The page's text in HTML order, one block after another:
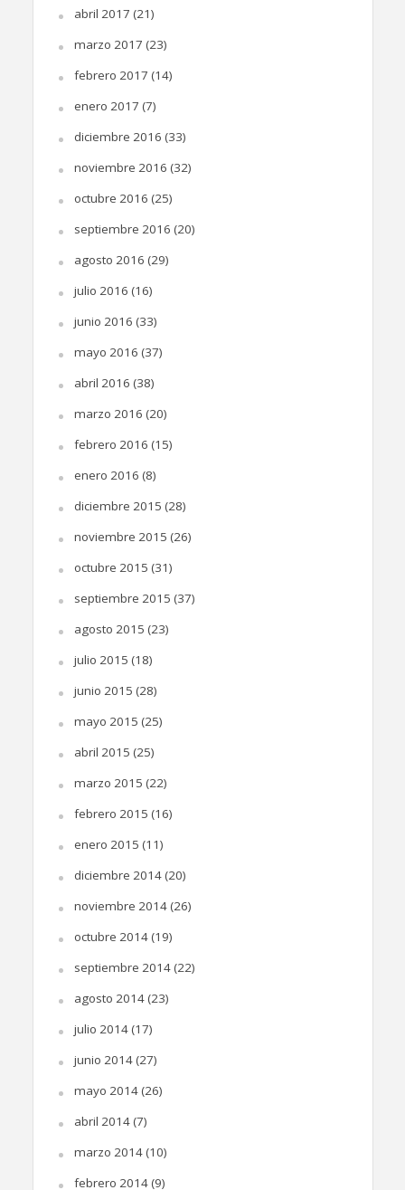
abril 2017 (21)
marzo 2017 (23)
febrero 2017 (14)
enero 2017 (7)
diciembre 2016 (33)
noviembre 2016 (32)
octubre 2016 (25)
septiembre 2016 (20)
agosto 2016 (29)
julio 2016 (16)
junio 2016 (33)
mayo 2016 (37)
abril 2016 (38)
marzo 2016 (20)
febrero 2016 (15)
enero 2016 (8)
diciembre 2015 (28)
noviembre 2015 (26)
octubre 2015 (31)
septiembre 2015 (37)
agosto 2015 (23)
julio 2015 (18)
junio 2015 (28)
mayo 2015 (25)
abril 2015 (25)
marzo 2015 (22)
febrero 2015 (16)
enero 2015 (11)
diciembre 2014(20)
noviembre 2014(26)
octubre 2014(19)
septiembre 2014(22)
agosto 2014(23)
julio 2014(17)
junio 2014(27)
mayo 2014(26)
abril 2014(7)
marzo 2014(10)
febrero 2014(9)